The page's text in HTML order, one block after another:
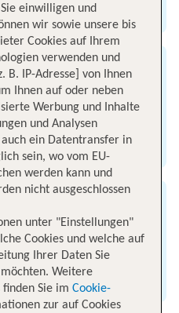
den Fall einer
buchen oder einen
einwilligen und
wir sowie unsere bis
Cookies auf Ihrem
verwenden und
B. IP-Adresse] von Ihnen
Ihnen auf oder neben
Werbung und Inhalte
und Analysen
ein Datentransfer in
sein, wo vom EU-
werden kann und
nicht ausgeschlossen
unter "Einstellungen"
Cookies und welche auf
Ihrer Daten Sie
Weitere
Sie im Cookie-
zur auf Cookies